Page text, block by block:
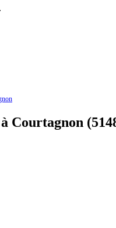
Courtagnon